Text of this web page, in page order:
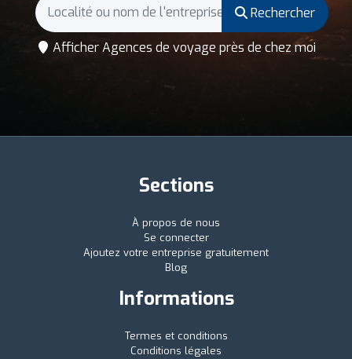
Rechercher
Afficher Agences de voyage près de chez moi
Sections
À propos de nous
Se connecter
Ajoutez votre entreprise gratuitement
Blog
Informations
Termes et conditions
Conditions légales